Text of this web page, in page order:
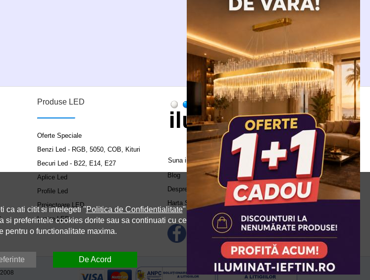
Produse LED
Oferte Speciale
Benzi Led - RGB, 5050, COB, Kituri
Becuri Led - B22, E14, E27
Aplice Led
Profile Led
Proiectoare LED
Lustre LED
Suna in call center:
0371.504.543
Blog
Despre Noi
Harta Site
ca ati citit si intelegeti "Politica de Confidentialitate" si
si preferintele cookies dorite sau sa continuati cu cele
pentru o functionalitate maxima.
De Acord